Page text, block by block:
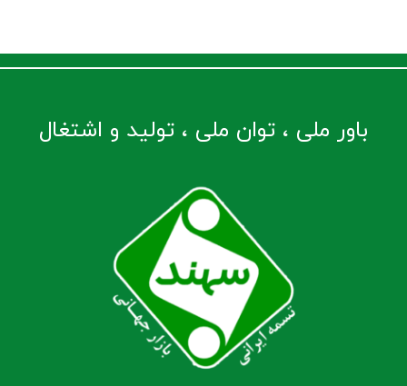
باور ملی ، توان ملی ، تولید و اشتغال